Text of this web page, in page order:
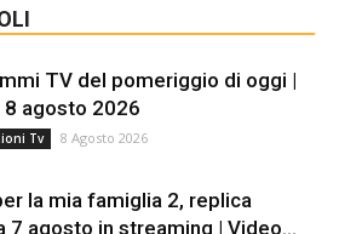
TV del pomeriggio di oggi |
agosto 2026
Tv 8 Agosto 2026
la mia famiglia 2, replica
7 agosto in streaming | Video...